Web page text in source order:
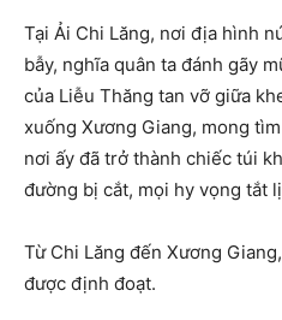
Tại Ải Chi Lăng, nơi địa hình
bẫy, nghĩa quân ta đánh gãy
của Liễu Thăng tan vỡ giữa
xuống Xương Giang, mong
nơi ấy đã trở thành chiếc túi
đường bị cắt, mọi hy vọng tắt
Từ Chi Lăng đến Xương
được định đoạt.